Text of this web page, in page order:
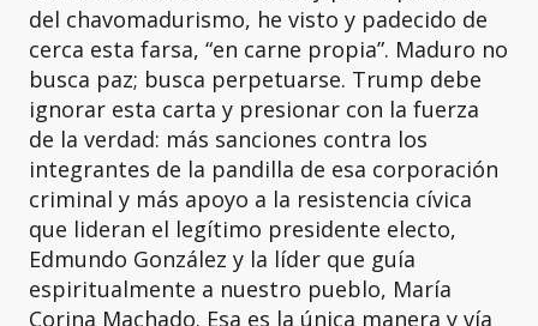
del chavomadurismo, he visto y padecido de
cerca esta farsa, “en carne propia”. Maduro no
busca paz; busca perpetuarse. Trump debe
ignorar esta carta y presionar con la fuerza
de la verdad: más sanciones contra los
integrantes de la pandilla de esa corporación
criminal y más apoyo a la resistencia cívica
que lideran el legítimo presidente electo,
Edmundo González y la líder que guía
espiritualmente a nuestro pueblo, María
Corina Machado. Esa es la única manera y vía